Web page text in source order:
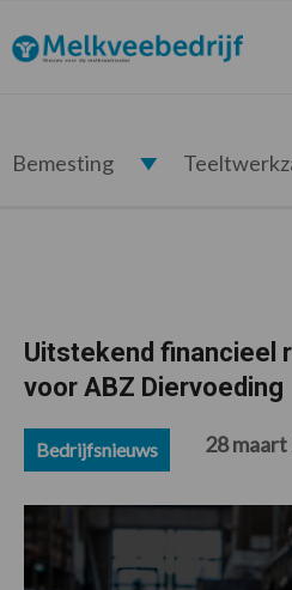
de
hoofdnavigatie
de
hoofd
de
eerste
de
voettekst
Melkveebedrijf.nl
Bemesting
Uitstekend financieel
voor ABZ Diervoeding
Bedrijfsnieuws 28